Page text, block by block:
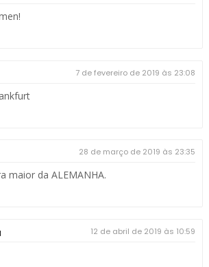
7 de fevereiro de 2019 às 23:08
28 de março de 2019 às 23:35
maior da ALEMANHA.
12 de abril de 2019 às 10:59